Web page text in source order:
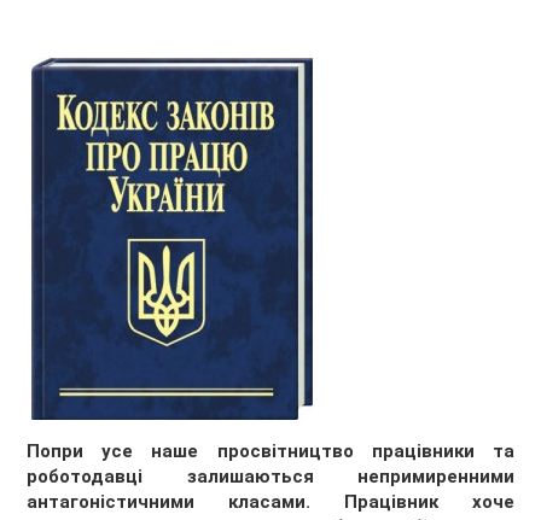
Попри усе наше просвітництво працівники та
роботодавці залишаються непримиренними
антагоністичними класами. Працівник хоче